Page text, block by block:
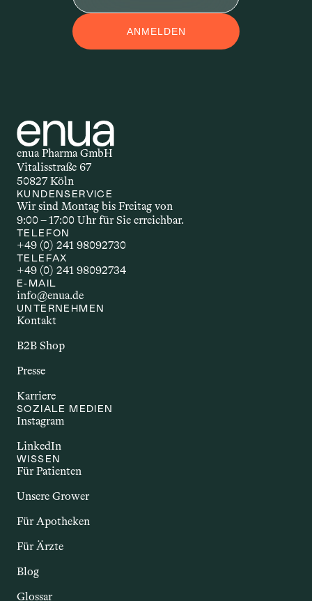
APPLIKATIONSFOR
M
oder Creme: Die Form der Anwendung
beeinflusst, wie schnell und wie stark
der Wirkstoff wirkt. Welche
Applikationsform gewählt wird, hängt
unter anderem vom Wirkstoff selbst,
dem gewünschten Effekt und den
individuellen Bedürfnissen ab.
AUTOIMMUNERKR
ANKUNG
chronische Störungen, bei denen das
Arthritis oder Morbus Crohn. Sie gehen
häufig mit Entzündungen und einer
wird untersucht, ob bestimmte
Cannabinoide – potenzielle Effekte auf
das Immunsystem und entzündliche
ANMELDEN
enua Pharma GmbH
Vitalisstraße 67
50827 Köln
KUNDENSERVICE
Wir sind Montag bis Freitag von
9:00 – 17:00 Uhr für Sie erreichbar.
TELEFON
+49 (0) 241 98092730
TELEFAX
+49 (0) 241 98092734
E-MAIL
info@enua.de
UNTERNEHMEN
Kontakt
B2B Shop
Presse
Karriere
SOZIALE MEDIEN
Instagram
LinkedIn
WISSEN
Für Patienten
Unsere Grower
Für Apotheken
Für Ärzte
Blog
Glossar